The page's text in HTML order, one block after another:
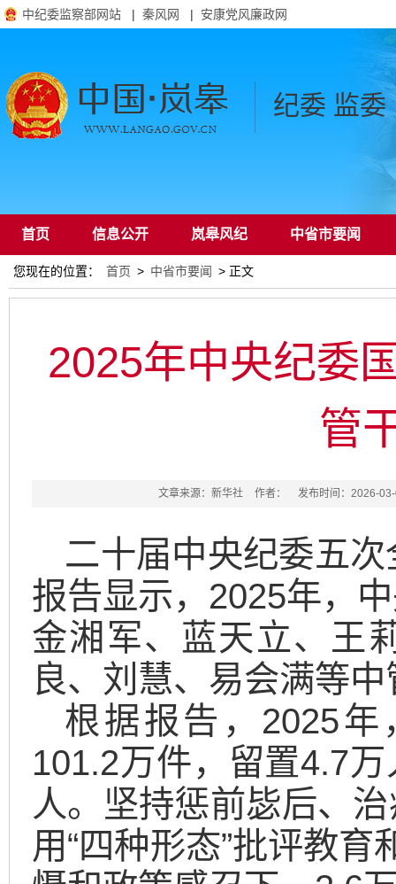
中纪委监察部网站 | 秦风网 | 安康党风廉政网
纪委 监委
首页 信息公开 岚皋风纪 中省市要闻
通知公告
您现在的位置： 首页 > 中省市要闻 > 正文
2025年中央纪委
管
文章来源：新华社 作者： 发布时间：2026-
二十届中央纪委五
报告显示，2025年，
金湘军、蓝天立、王
良、刘慧、易会满等
根据报告，2025
101.2万件，留置4.7
人。坚持惩前毖后、
用“四种形态”批评教